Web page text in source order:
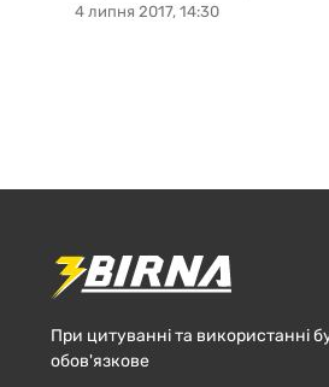
4 липня 2017, 14:30
При цитуванні та використанні
обов'язкове